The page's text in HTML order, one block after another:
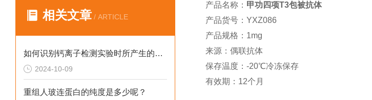
相关文章 / ARTICLE
如何识别钙离子检测实验时所产生的干扰物质
2024-10-09
重组人玻连蛋白的纯度是多少呢？
产品名称： 甲功四项T3包被抗体
产品货号：YXZ086
产品规格：1mg
来源： 偶联抗体
保存温度：-20℃冷冻保存
有效期：12个月